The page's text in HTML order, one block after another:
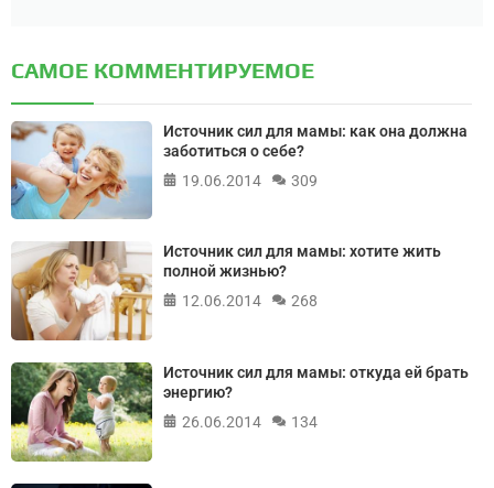
САМОЕ КОММЕНТИРУЕМОЕ
Источник сил для мамы: как она должна
заботиться о себе?
19.06.2014
309
Источник сил для мамы: хотите жить
полной жизнью?
12.06.2014
268
Источник сил для мамы: откуда ей брать
энергию?
26.06.2014
134